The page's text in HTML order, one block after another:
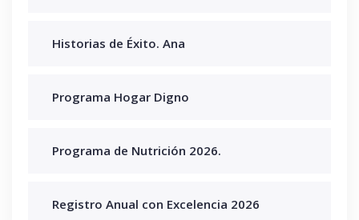
Historias de Éxito. Ana
Programa Hogar Digno
Programa de Nutrición 2026.
Registro Anual con Excelencia 2026